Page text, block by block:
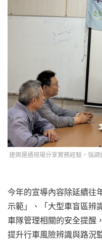
建興運通現場分享實務經驗，強
今年的宣導內容除延續往
示範」、「大型車盲區辨
車隊管理相關的安全提醒
提升行車風險辨識與路況